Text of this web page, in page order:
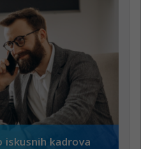
iskusnih kadrova